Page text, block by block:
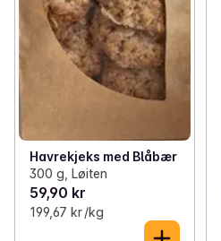
Havrekjeks med Blåbær
300 g, Løiten
59,90 kr
199,67 kr /kg